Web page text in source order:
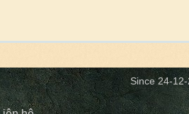
Since 24-